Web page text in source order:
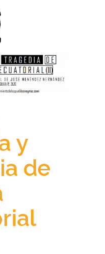
y
de